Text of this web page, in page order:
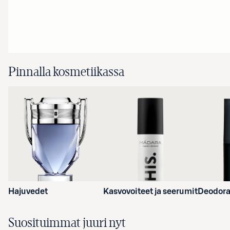
Pinnalla kosmetiikassa
Hajuvedet Kasvovoiteet ja seerumit
Suosituimmat juuri nyt